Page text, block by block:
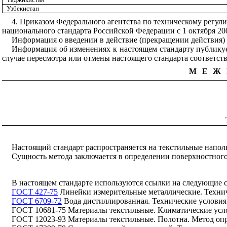
Узбекистан
4. Приказом Федерального агентства по техническому
национального стандарта Российской Федерации с 1 октября
Информация о введении в действие (прекращении действия)
Информация об изменениях к настоящем стандарту
случае пересмотра или отмены настоящего стандарта
Настоящий стандарт распространяется на текстильные
Сущность метода заключается в определении
В настоящем стандарте используются ссылки на следующие
ГОСТ 427-75Линейки измерительные металлические.
ГОСТ 6709-72 Вода дистиллированная. Технические условия
ГОСТ 10681-75 Материалы текстильные. Климатические
ГОСТ 12023-93 Материалы текстильные. Полотна. Метод